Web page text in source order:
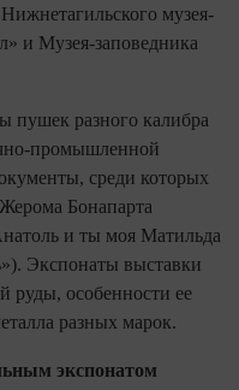
музея-
и Музея-заповедника
пушек разного калибра
промышленной
среди которых
Бонапарта
и ты моя Матильда
Экспонаты выставки
руды, особенности ее
разных марок.
экспонатом